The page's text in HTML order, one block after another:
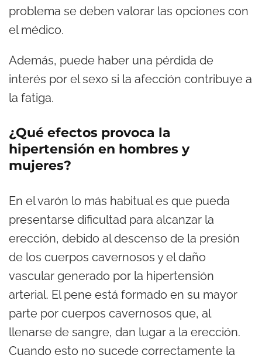
problema se deben valorar las opciones con
el médico.
Además, puede haber una pérdida de
interés por el sexo si la afección contribuye a
la fatiga.
¿Qué efectos provoca la
hipertensión en hombres y
mujeres?
En el varón lo más habitual es que pueda
presentarse dificultad para alcanzar la
erección, debido al descenso de la presión
de los cuerpos cavernosos y el daño
vascular generado por la hipertensión
arterial. El pene está formado en su mayor
parte por cuerpos cavernosos que, al
llenarse de sangre, dan lugar a la erección.
Cuando esto no sucede correctamente la